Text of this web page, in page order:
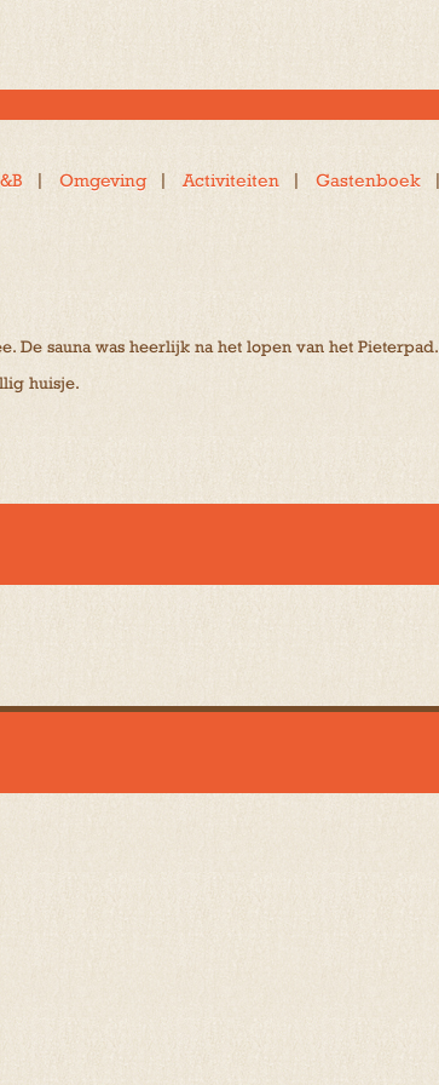
Omgeving Activiteiten Gastenboek
De sauna was heerlijk na het lopen van het Pieterpad.
huisje.